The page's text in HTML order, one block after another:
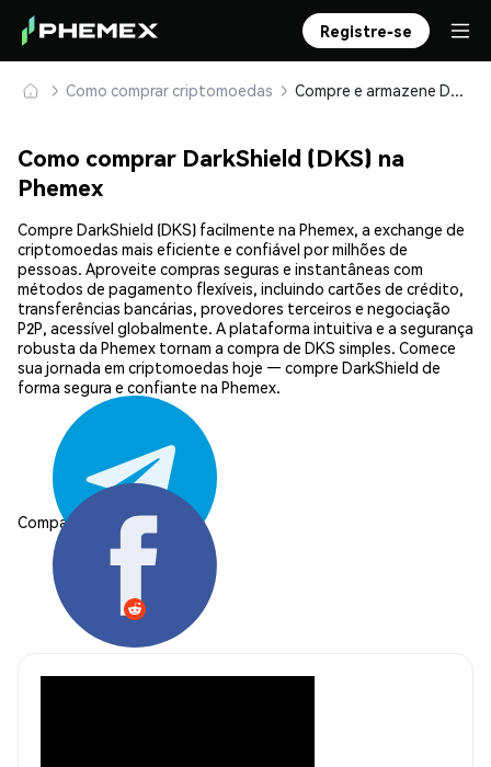
Registre-se
Como comprar criptomoedas Compre e armazene DarkShield (DKS) com segurança
Como comprar DarkShield (DKS) na
Phemex
Compre DarkShield (DKS) facilmente na Phemex, a exchange de
criptomoedas mais eficiente e confiável por milhões de
pessoas. Aproveite compras seguras e instantâneas com
métodos de pagamento flexíveis, incluindo cartões de crédito,
transferências bancárias, provedores terceiros e negociação
P2P, acessível globalmente. A plataforma intuitiva e a segurança
robusta da Phemex tornam a compra de DKS simples. Comece
sua jornada em criptomoedas hoje — compre DarkShield de
forma segura e confiante na Phemex.
Compartilhar: